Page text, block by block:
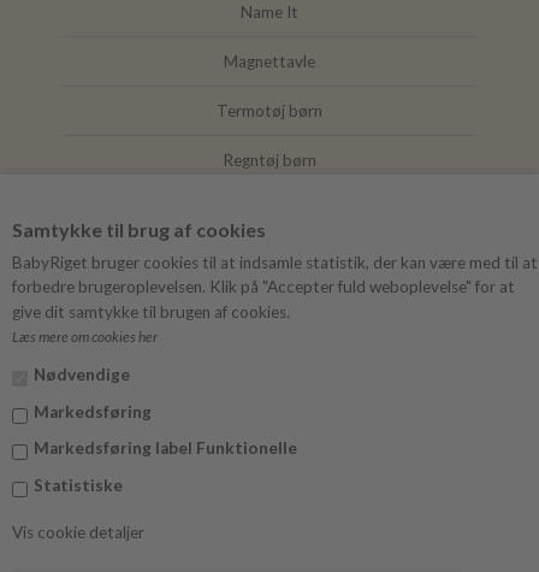
Samtykke til brug af cookies
BabyRiget bruger cookies til at indsamle statistik, der kan være med til at
forbedre brugeroplevelsen. Klik på "Accepter fuld weboplevelse" for at
give dit samtykke til brugen af cookies.
Læs mere om cookies her
Nødvendige
Markedsføring
Markedsføring label Funktionelle
Statistiske
Vis cookie detaljer
Name It
Magnettavle
Termotøj børn
Regntøj børn
Mushie
Facebook